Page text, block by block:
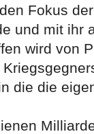
Fokus
und mit ihr
wird von
die die